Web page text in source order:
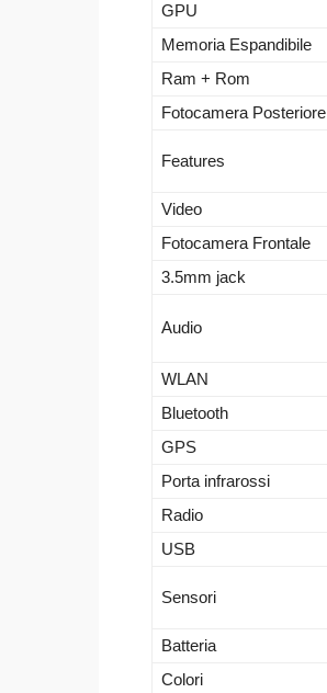
GPU
Memoria Espandibile
Ram + Rom
Fotocamera Posteriore
Features
Video
Fotocamera Frontale
3.5mm jack
Audio
WLAN
Bluetooth
GPS
Porta infrarossi
Radio
USB
Sensori
Batteria
Colori